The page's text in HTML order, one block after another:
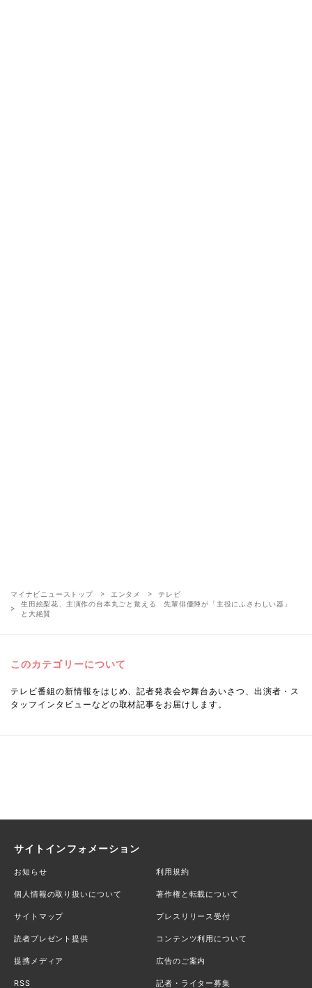
マイナビニューストップ エンタメ
テレビ
生田絵梨花、主演作の台本丸ごと覚える 先輩俳優陣が「主役にふさわしい器」
と大絶賛
このカテゴリーについて
テレビ番組の新情報をはじめ、記者発表会や舞台あいさつ、出演者・ス
タッフインタビューなどの取材記事をお届けします。
サイトインフォメーション
お知らせ 利用規約
個人情報の取り扱いについて 著作権と転載について
サイトマップ プレスリリース受付
読者プレゼント提供 コンテンツ利用について
提携メディア 広告のご案内
RSS 記者・ライター募集